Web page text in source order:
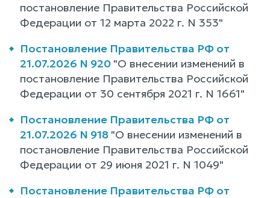
постановление Правительства Российской
Федерации от 12 марта 2022 г. N 353"
Постановление Правительства РФ от
21.07.2026 N 920 "О внесении изменений в
постановление Правительства Российской
Федерации от 30 сентября 2021 г. N 1661"
Постановление Правительства РФ от
21.07.2026 N 918 "О внесении изменений в
постановление Правительства Российской
Федерации от 29 июня 2021 г. N 1049"
Постановление Правительства РФ от